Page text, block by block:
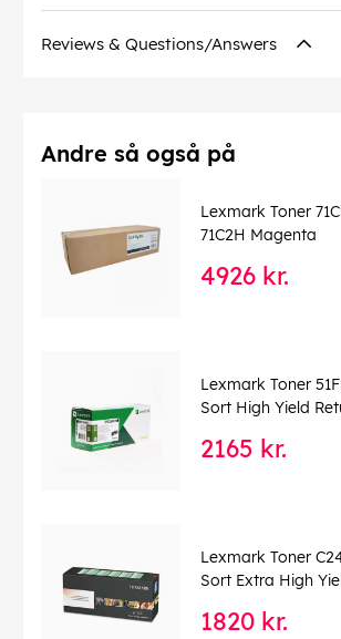
Reviews & Questions/Answers
Andre så også på
Lexmark Toner
71C2H Magenta
4926 kr.
Lexmark Toner
Sort High Yield
2165 kr.
Lexmark Toner
Sort Extra High
1820 kr.